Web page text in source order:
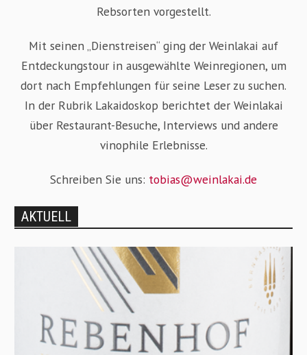
Rebsorten vorgestellt.
Mit seinen „Dienstreisen“ ging der Weinlakai auf
Entdeckungstour in ausgewählte Weinregionen, um
dort nach Empfehlungen für seine Leser zu suchen.
In der Rubrik Lakaidoskop berichtet der Weinlakai
über Restaurant-Besuche, Interviews und andere
vinophile Erlebnisse.
Schreiben Sie uns: tobias@weinlakai.de
AKTUELL